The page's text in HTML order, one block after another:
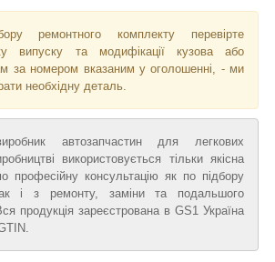
ремонтного комплекту перевірте
випуску та модифікації кузова або
за номером вказаним у оголошенні, - ми
необхідну деталь.
автозапчастин для легкових
використовується тільки якісна
професійну консультацію як по підбору
і з ремонту, заміни та подальшого
продукція зареєстрована в GS1 Україна